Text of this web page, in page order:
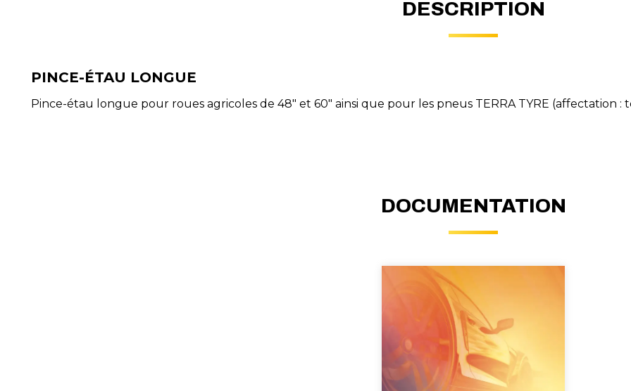
DESCRIPTION
PINCE-ÉTAU LONGUE
Pince-étau longue pour roues agricoles de 48" et 60" ainsi que pour les pneus TERRA TYRE (affectation :
DOCUMENTATION